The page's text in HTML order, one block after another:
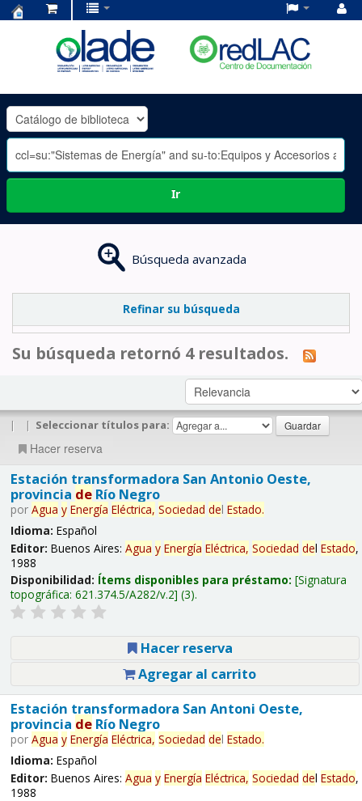
OLADE
-
Ir
Búsqueda avanzada
Refinar su búsqueda
Su búsqueda retornó 4 resultados.
| | Seleccionar títulos para:
Hacer reserva
Estación transformadora San Antonio Oeste,
provincia deRío Negro
por Agua y Energía Eléctrica, Sociedad del Estado.
Idioma: Español
Editor: Buenos Aires: Agua y Energía Eléctrica, Sociedad del Estado,
1988
Disponibilidad: Ítems disponibles para préstamo: Signatura
topográfica: 621.374.5/A282/v.2 (3).
Hacer reserva
Agregar al carrito
Estación transformadora San Antoni Oeste,
provincia deRío Negro
por Agua y Energía Eléctrica, Sociedad del Estado.
Idioma: Español
Editor: Buenos Aires: Agua y Energía Eléctrica, Sociedad del Estado,
1988